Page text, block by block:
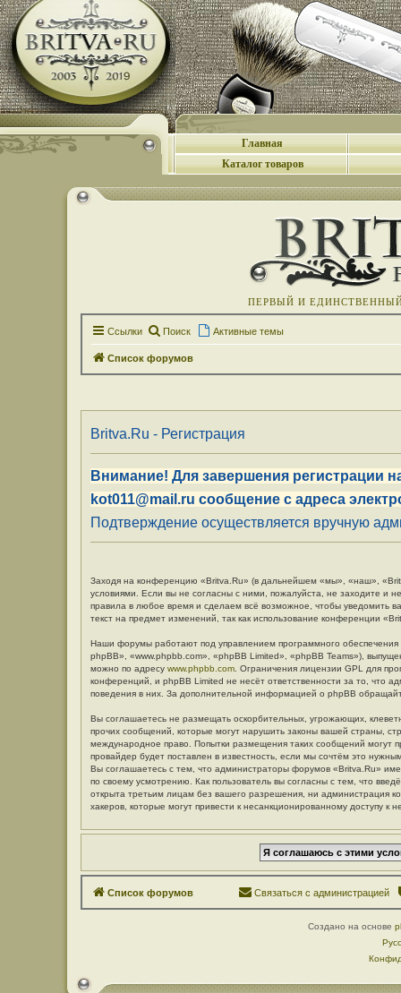
Главная
Каталог товаров
ПЕРВЫЙ И
Ссылки Поиск Активные темы
Список форумов
Britva.Ru - Регистрация
Внимание! Для завершения регистрации
kot011@mail.ru сообщение с адреса
Подтверждение осуществляется вручную
Заходя на конференцию «Britva.Ru» (в дальнейшем «мы», «наш»,
условиями. Если вы не согласны с ними, пожалуйста, не заходите и
правила в любое время и сделаем всё возможное, чтобы уведомить
текст на предмет изменений, так как использование конференции
Наши форумы работают под управлением программного
phpBB», «www.phpbb.com», «phpBB Limited», «phpBB Teams»),
можно по адресу www.phpbb.com . Ограничения лицензии GPL для
конференций, и phpBB Limited не несёт ответственности за то, что
поведения в них. За дополнительной информацией о phpBB
Вы соглашаетесь не размещать оскорбительных, угрожающих,
прочих сообщений, которые могут нарушить законы вашей страны,
международное право. Попытки размещения таких сообщений
провайдер будет поставлен в известность, если мы сочтём это
Вы соглашаетесь с тем, что администраторы форумов «Britva.Ru»
по своему усмотрению. Как пользователь вы согласны с тем, что
открыта третьим лицам без вашего разрешения, ни администрация
хакеров, которые могут привести к несанкционированному доступу к
Список форумов Связаться с администрацией
Создано на основе